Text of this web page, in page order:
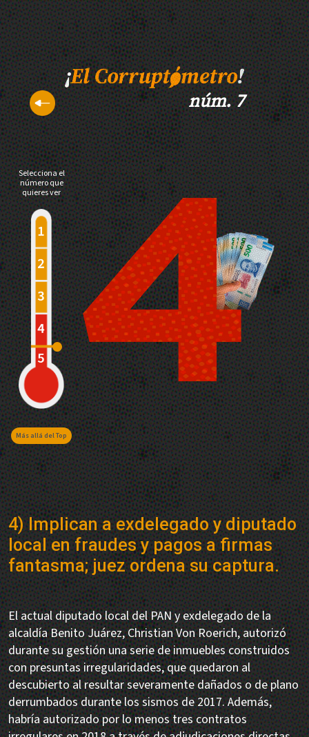
núm. 7
Selecciona el
número que
quieres ver
Más allá del Top
4) Implican a exdelegado y diputado
local en fraudes y pagos a firmas
fantasma; juez ordena su captura.
El actual diputado local del PAN y exdelegado de la
alcaldía Benito Juárez, Christian Von Roerich, autorizó
durante su gestión una serie de inmuebles construidos
con presuntas irregularidades, que quedaron al
descubierto al resultar severamente dañados o de plano
derrumbados durante los sismos de 2017. Además,
habría autorizado por lo menos tres contratos